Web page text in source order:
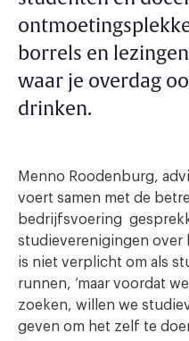
borrels en
waar je overdag
drinken.
Menno Roodenburg,
voert samen met de
bedrijfsvoering
studieverenigingen over
is niet verplicht om als
runnen, ‘maar voordat
zoeken, willen we
geven om het zelf te